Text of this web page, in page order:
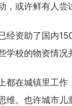
或许鲜有人尝
经资助了国内
校的物资情况
都在城镇里工
维。也许城市